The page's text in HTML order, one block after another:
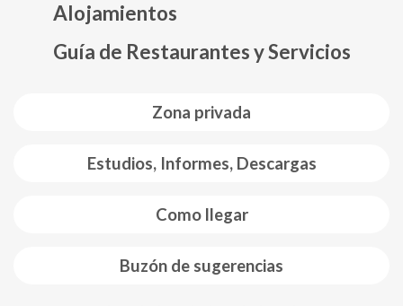
Zona privada
Estudios, Informes, Descargas
Como llegar
Buzón de sugerencias
Alojamientos
Guía de Restaurantes y Servicios